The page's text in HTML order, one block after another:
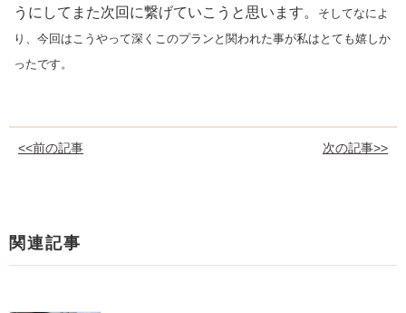
うにしてまた次回に繋げていこうと 思います。
そしてなによ
り、 今回はこうやって深くこのプランと関われた事が私はとても嬉しか
ったです。
<<前の記事 次の記事>>
関連記事